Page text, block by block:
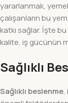
yararlanmak,
çalışanların bu
katkı sağlar. İşte
kalite, iş gücünün
Sağlıklı
Sağlıklı beslenme,